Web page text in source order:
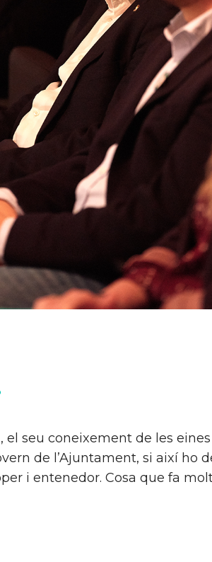
seu coneixement de les
de l’Ajuntament, si així ho
i entenedor. Cosa que fa